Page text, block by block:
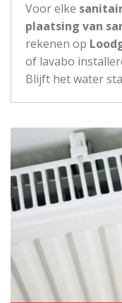
Voor elke
plaatsing van
rekenen op
of lavabo
Blijft het water